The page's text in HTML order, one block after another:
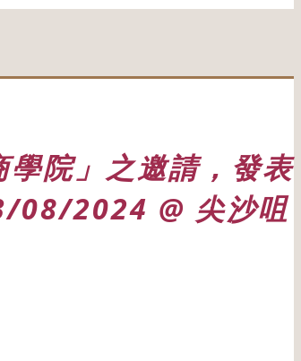
院」之邀請，發表
08/2024 @ 尖沙咀